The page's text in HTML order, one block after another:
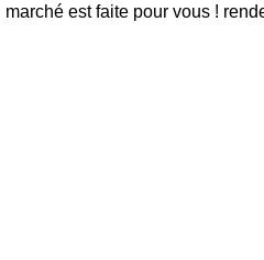
marché est faite pour vous !